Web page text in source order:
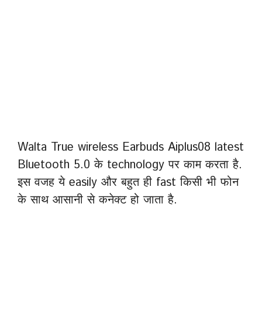
Walta True wireless Earbuds Aiplus08 latest
Bluetooth 5.0 के technology पर काम करता है.
इस वजह ये easily और बहुत ही fast किसी भी फोन
के साथ आसानी से कनेक्ट हो जाता है.